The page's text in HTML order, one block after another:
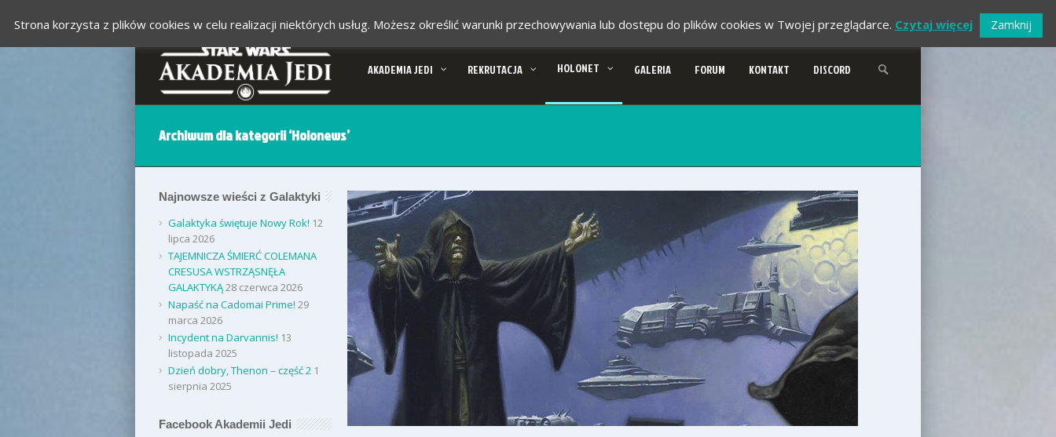
AKADEMIA JEDI REKRUTACJA HOLONET GALERIA FORUM KONTAKT DISCORD
Archiwum dla kategorii ‘Holonews’
Najnowsze wieści z Galaktyki
Galaktyka świętuje Nowy Rok! 12
lipca 2026
TAJEMNICZA ŚMIERĆ COLEMANA
CRESUSA WSTRZĄSNĘŁA
GALAKTYKĄ28 czerwca 2026
Napaść na Cadomai Prime! 29
marca 2026
Incydent na Darvannis! 13
listopada 2025
Dzień dobry, Thenon – część 2 1
sierpnia 2025
Facebook Akademii Jedi
Strona korzysta z plików cookies w celu realizacji niektórych usług. Możesz określić warunki przechowywania lub dostępu do plików cookies w Twojej przeglądarce. Czytaj więcej Zamknij